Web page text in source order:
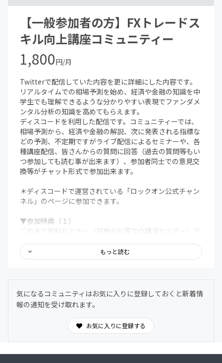
【一般参加者の方】FXトレードス
キル向上講座コミュニティー
1,800円/月
Twitterで配信していた内容を更に詳細にした内容です。
リアルタイムでの相場予測を始め、経済や金融の知識を中
学生でも理解できるような分かりやすい表現でファンダメ
ンタル分析の知識を高めてもらえます。
ディスコードを利用した配信です。コミュニティーでは、
相場予測から、経済や金融の解説、次に発表される指標な
どの予測、不定期ですがライブ配信によるセミナーや、各
種講座配信、皆さんからの質問に回答（過去の質問等もい
つ参加しても読む事が出来ます）、参加者同士での意見交
換等がチャット形式で参加出来ます。
＊ディスコードで運営されている「ロックオン公式チャン
ネル」のページに参加できます。
▼参加特典（１）
これまで有料セミナー（証券会社等での講演セミナー）で
動画を参加して頂いた皆さんには公開（テキスト付）して
います。参加後いつでもロックオン式の
覧ください。
▼「ロックオン理論受講生の方は」
過去、ロックオン理論のセミナーに参加された方は、ロッ
クオン理論受講生専用のカテゴリがディスコード内に表示
されます。お申込み後、ロックオン理論受講生の方は過去
もっと読む
気になるコミュニティはお気に入りに登録しておくと新着情
報の通知を受け取れます。
お気に入りに登録する